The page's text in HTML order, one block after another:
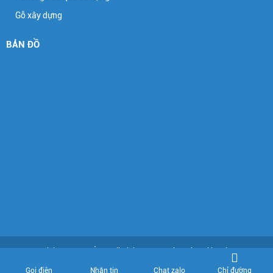
Gỗ xây dựng
BẢN ĐỒ
Tổng truy cập: 289369
Gọi điện
Nhắn tin Chat zalo Chỉ đường